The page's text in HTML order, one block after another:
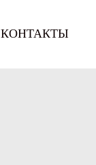
КОНТАКТЫ